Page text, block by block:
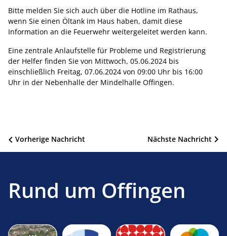
Bitte melden Sie sich auch über die Hotline im Rathaus,
wenn Sie einen Öltank im Haus haben, damit diese
Information an die Feuerwehr weitergeleitet werden kann.
Eine zentrale Anlaufstelle für Probleme und Registrierung
der Helfer finden Sie von Mittwoch, 05.06.2024 bis
einschließlich Freitag, 07.06.2024 von 09:00 Uhr bis 16:00
Uhr in der Nebenhalle der Mindelhalle Offingen.
Beitragsnavigation Nächste Nachricht
Vorherige Nachricht
Rund um Offingen